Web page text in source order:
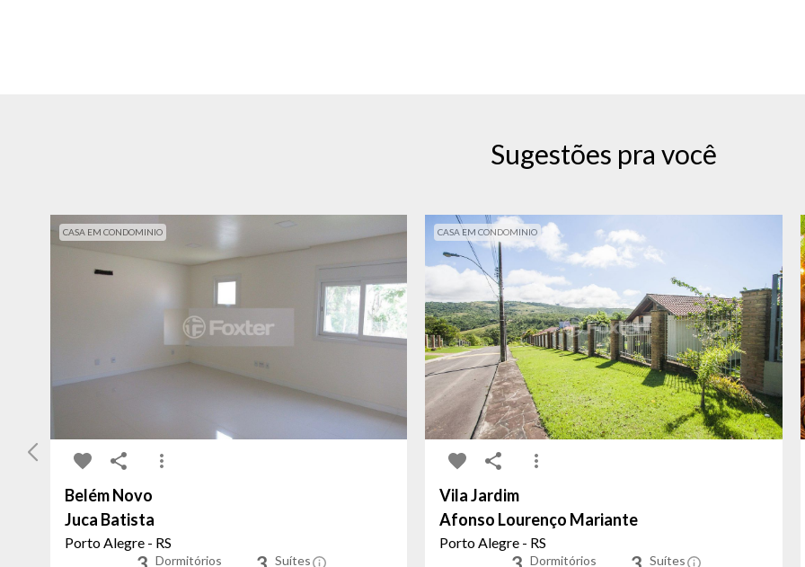
Sugestões pra você
CASA EM CONDOMINIO
Belém Novo
Juca Batista
Porto Alegre - RS
Dormitórios Suítes
CASA EM CONDOMINIO
Vila Jardim
Afonso Lourenço Mariante
Porto Alegre - RS
Dormitórios Suítes